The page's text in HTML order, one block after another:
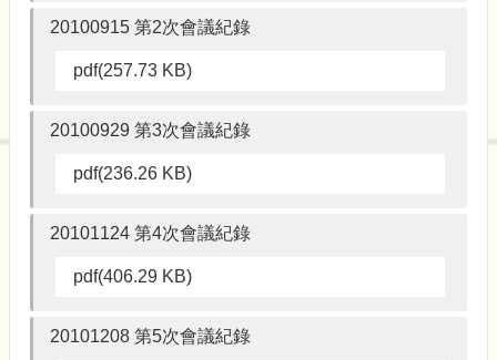
20100915 第2次會議紀錄
pdf(257.73 KB)
20100929 第3次會議紀錄
pdf(236.26 KB)
20101124 第4次會議紀錄
pdf(406.29 KB)
20101208 第5次會議紀錄